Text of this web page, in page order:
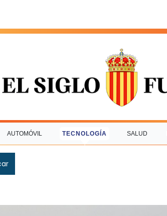
AUTOMÓVIL TECNOLOGÍA SALUD